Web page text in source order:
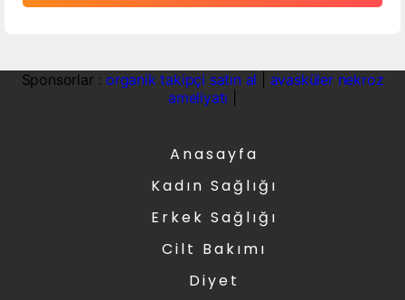
Sponsorlar : organik takipçi satın al
avasküler nekroz
ameliyatı
Anasayfa
Kadın Sağlığı
Erkek Sağlığı
Cilt Bakımı
Diyet